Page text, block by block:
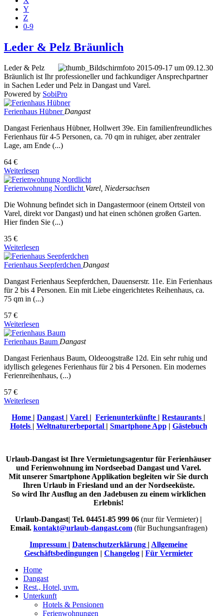
Y
Z
0-9
Leder & Pelz Bräunlich
Leder & Pelz
Bräunlich ist Ihr professioneller und fachkundiger Ansprechpartner
in Sachen Leder und Pelz in Dangast und Varel.
Powered by SobiPro
Ferienhaus Hübner Dangast
Dangast Ferienhaus Hübner, Hollwert 39e. Ein familienfreundliches
Ferienhaus für 4-5 Personen, ca. 70 qm in ruhiger, aber zentraler
Lage, am Ende (...)
64 €
Weiterlesen
Ferienwohnung Nordlicht Varel, Niedersachsen
Die Wohnung befindet sich in Dangastermoor (einem Ortsteil von
Varel, direkt vor Dangast) und hat einen schönen großen Garten.
Hier finden Sie (...)
35 €
Weiterlesen
Ferienhaus Seepferdchen Dangast
Dangast Ferienhaus Seepferdchen, Dauenserstr. 11e. Ein Ferienhaus
für 2 bis 4 Personen. Ein mit Liebe eingerichtetes Reihenhaus, ca.
75 qm in (...)
57 €
Weiterlesen
Ferienhaus Baum Dangast
Dangast Ferienhaus Baum, Oldeoogstraße 12d. Ein sehr ruhig und
idyllisch gelegenes Ferienhaus für 2 bis 4 Personen. Ein modernes
Ferienreihenhaus, (...)
57 €
Weiterlesen
Home | Dangast | Varel | Ferienunterkünfte | Restaurants |
Hotels | Weltnaturerbeportal | Smartphone App| Gästebuch
Urlaub-Dangast ist Ihre Vermietungsagentur für Ferienhäuser
und Ferienwohnung im Nordseebad Dangast und Varel.
Mit unserer Smartphone Applikation begleiten wir Sie durch
Ihren Urlaub in Friesland und an der Nordseeküste.
So wird Ihr Ausflug an den Jadebusen zu einem wirklichen
Erlebnis!
Urlaub-Dangast| Tel. 04451-85 999 06 (nur für Vermieter) |
Email. kontakt@urlaub-dangast.com (für Buchungsanfragen)
Impressum | Datenschutzerklärung | Allgemeine
Geschäftsbedingungen | Changelog | Für Vermieter
Home
Dangast
Rest., Hotel, uvm.
Unterkunft
Hotels & Pensionen
Ferienwohnungen